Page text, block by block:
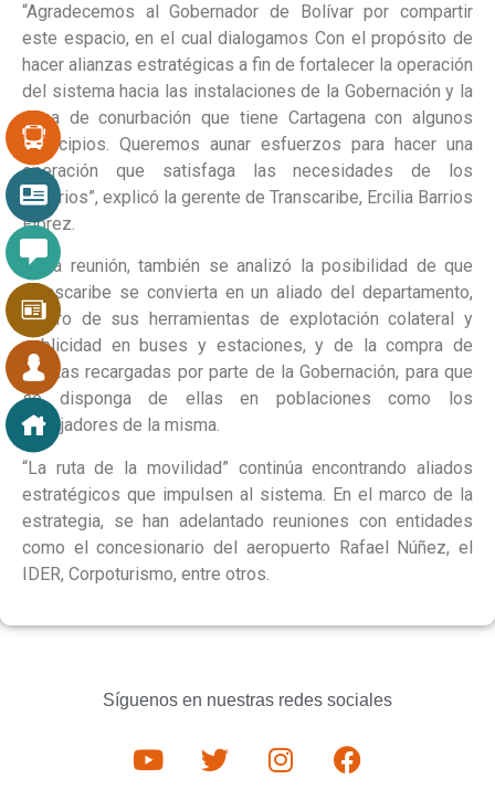
“Agradecemos al Gobernador de Bolívar por compartir
este espacio, en el cual dialogamos Con el propósito de
hacer alianzas estratégicas a fin de fortalecer la operación
del sistema hacia las instalaciones de la Gobernación y la
zona de conurbación que tiene Cartagena con algunos
municipios. Queremos aunar esfuerzos para hacer una
operación que satisfaga las necesidades de los
usuarios”, explicó la gerente de Transcaribe, Ercilia Barrios
Flórez.
En la reunión, también se analizó la posibilidad de que
Transcaribe se convierta en un aliado del departamento,
dentro de sus herramientas de explotación colateral y
publicidad en buses y estaciones, y de la compra de
tarjetas recargadas por parte de la Gobernación, para que
se disponga de ellas en poblaciones como los
trabajadores de la misma.
“La ruta de la movilidad” continúa encontrando aliados
estratégicos que impulsen al sistema. En el marco de la
estrategia, se han adelantado reuniones con entidades
como el concesionario del aeropuerto Rafael Núñez, el
IDER, Corpoturismo, entre otros.
Síguenos en nuestras redes sociales